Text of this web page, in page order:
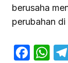
berusaha
perubahan di